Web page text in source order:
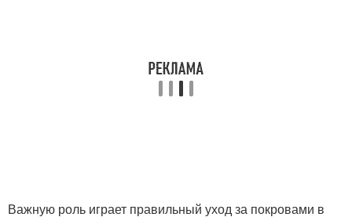
Важную роль играет правильный уход за покровами в